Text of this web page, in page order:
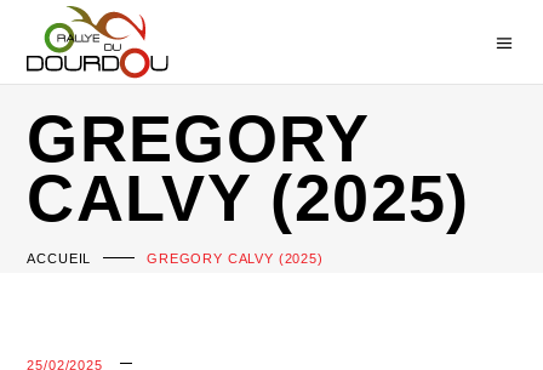
GREGORY
CALVY (2025)
ACCUEIL GREGORY CALVY (2025)
25/02/2025